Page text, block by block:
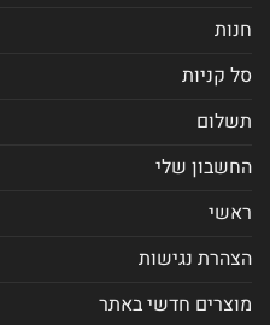
חנות
סל קניות
תשלום
החשבון שלי
ראשי
הצהרת נגישות
מוצרים חדשי באתר